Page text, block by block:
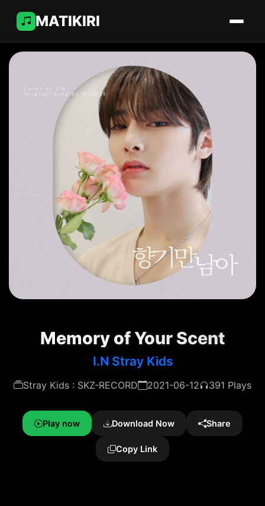
MATIKIRI
Memory of Your Scent
I.N Stray Kids
Stray Kids : SKZ-RECORD 2021-06-12 391 Plays
Play now Download Now Share
Copy Link